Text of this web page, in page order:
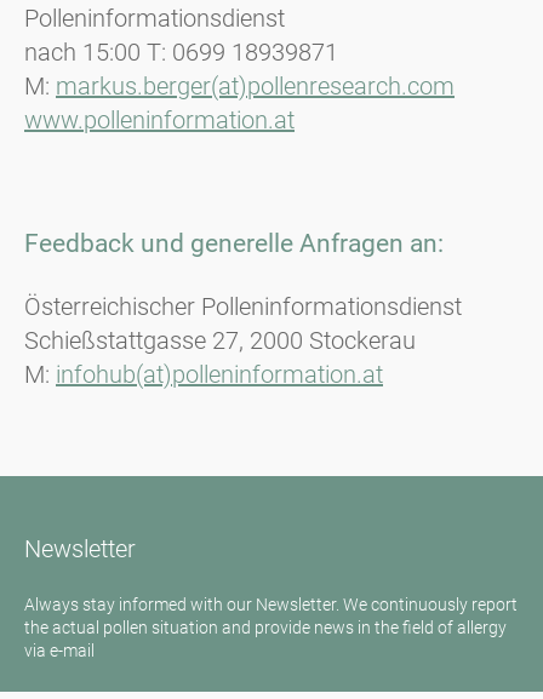
Polleninformationsdienst
nach 15:00 T: 0699 18939871
M: markus.berger(at)pollenresearch.com
www.polleninformation.at
Feedback und generelle Anfragen an:
Österreichischer Polleninformationsdienst
Schießstattgasse 27, 2000 Stockerau
M: infohub(at)polleninformation.at
Newsletter
Always stay informed with our Newsletter. We continuously report
the actual pollen situation and provide news in the field of allergy
via e-mail